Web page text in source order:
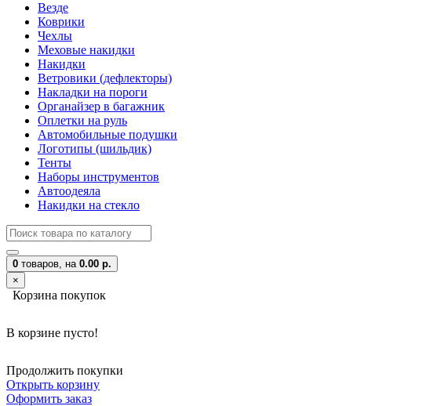
Везде
Коврики
Чехлы
Меховые накидки
Накидки
Ветровики (дефлекторы)
Накладки на пороги
Органайзер в багажник
Оплетки на руль
Автомобильные подушки
Логотипы (шильдик)
Тенты
Наборы инструментов
Автоодеяла
Накидки на стекло
0 товаров, на 0.00 р.
×
Корзина покупок
В корзине пусто!
Продолжить покупки
Открыть корзину
Оформить заказ